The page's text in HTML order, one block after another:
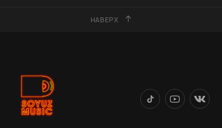
НАВЕРХ